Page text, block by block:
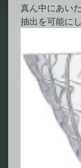
真ん中にあい
抽出を可能にし